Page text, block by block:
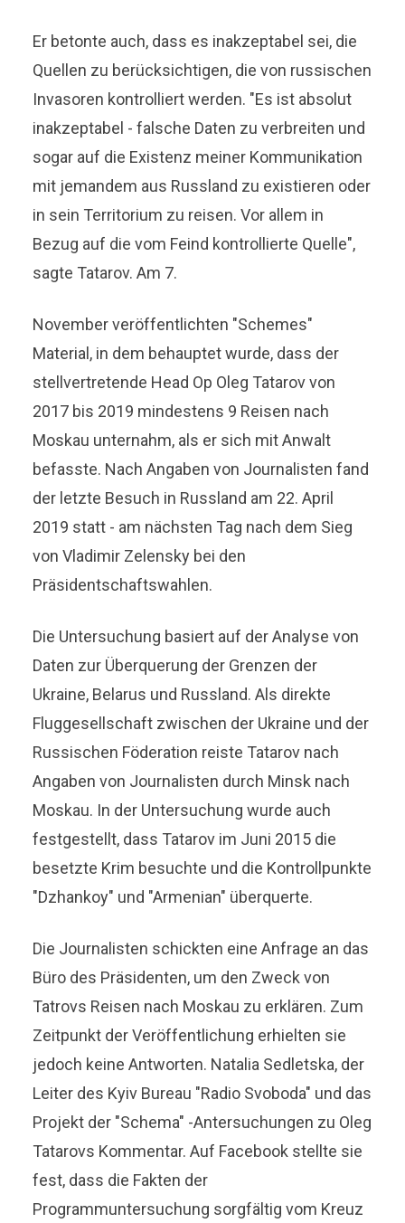
Er betonte auch, dass es inakzeptabel sei, die
Quellen zu berücksichtigen, die von russischen
Invasoren kontrolliert werden. "Es ist absolut
inakzeptabel - falsche Daten zu verbreiten und
sogar auf die Existenz meiner Kommunikation
mit jemandem aus Russland zu existieren oder
in sein Territorium zu reisen. Vor allem in
Bezug auf die vom Feind kontrollierte Quelle",
sagte Tatarov. Am 7.
November veröffentlichten "Schemes"
Material, in dem behauptet wurde, dass der
stellvertretende Head Op Oleg Tatarov von
2017 bis 2019 mindestens 9 Reisen nach
Moskau unternahm, als er sich mit Anwalt
befasste. Nach Angaben von Journalisten fand
der letzte Besuch in Russland am 22. April
2019 statt - am nächsten Tag nach dem Sieg
von Vladimir Zelensky bei den
Präsidentschaftswahlen.
Die Untersuchung basiert auf der Analyse von
Daten zur Überquerung der Grenzen der
Ukraine, Belarus und Russland. Als direkte
Fluggesellschaft zwischen der Ukraine und der
Russischen Föderation reiste Tatarov nach
Angaben von Journalisten durch Minsk nach
Moskau. In der Untersuchung wurde auch
festgestellt, dass Tatarov im Juni 2015 die
besetzte Krim besuchte und die Kontrollpunkte
"Dzhankoy" und "Armenian" überquerte.
Die Journalisten schickten eine Anfrage an das
Büro des Präsidenten, um den Zweck von
Tatrovs Reisen nach Moskau zu erklären. Zum
Zeitpunkt der Veröffentlichung erhielten sie
jedoch keine Antworten. Natalia Sedletska, der
Leiter des Kyiv Bureau "Radio Svoboda" und das
Projekt der "Schema" -Antersuchungen zu Oleg
Tatarovs Kommentar. Auf Facebook stellte sie
fest, dass die Fakten der
Programmuntersuchung sorgfältig vom Kreuz